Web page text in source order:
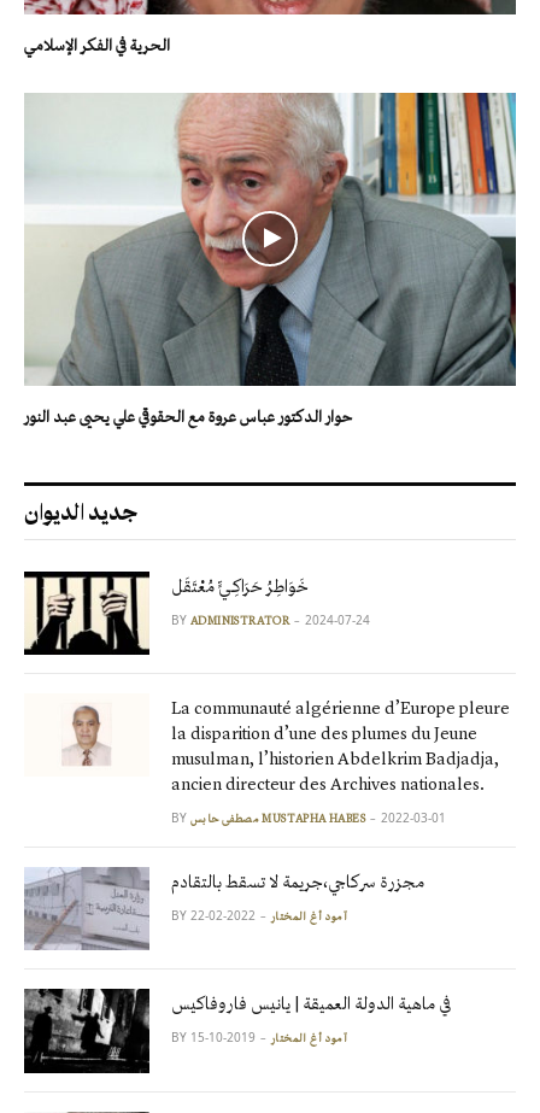
الحرية في الفكر الإسلامي
حوار الدكتور عباس عروة مع الحقوقي علي يحيى عبد النور
جديد الديوان
خَوَاطِرُ حَرَاكِـيٍّ مُعْتَقَل
BY ADMINISTRATOR 2024-07-24
La communauté algérienne d’Europe pleure
la disparition d’une des plumes du Jeune
musulman, l’historien Abdelkrim Badjadja,
ancien directeur des Archives nationales.
BY مصطفى حابس MUSTAPHA HABES 2022-03-01
مجزرة سركاجي،جريمة لا تسقط بالتقادم
BY آمود أغ المختار 2022-02-22
في ماهية الدولة العميقة | يانيس فاروفاكيس
BY آمود أغ المختار 2019-10-15